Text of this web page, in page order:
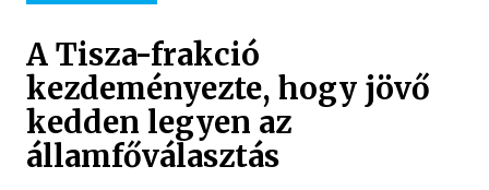
A Tisza-frakció
kezdeményezte, hogy jövő
kedden legyen az
államfőválasztás